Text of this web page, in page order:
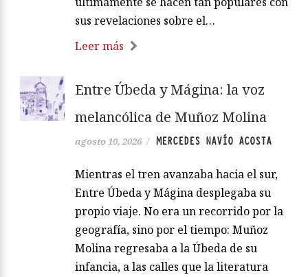
sus revelaciones sobre el…
Leer más
Entre Úbeda y Mágina: la voz
melancólica de Muñoz Molina
agosto 10, 2026 / MERCEDES NAVÍO ACOSTA
Mientras el tren avanzaba hacia el sur,
Entre Úbeda y Mágina desplegaba su
propio viaje. No era un recorrido por la
geografía, sino por el tiempo: Muñoz
Molina regresaba a la Úbeda de su
infancia, a las calles que la literatura